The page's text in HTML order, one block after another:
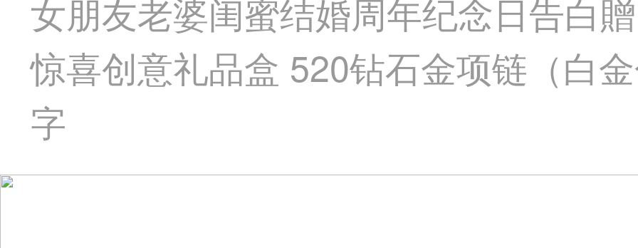
女朋友老婆闺蜜结婚周年纪念日告白
惊喜创意礼品盒 520钻石金项链（白
字